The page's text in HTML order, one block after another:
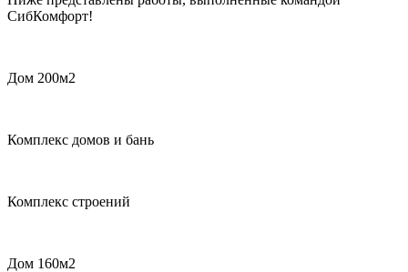
СибКомфорт!
Дом 200м2
Комплекс домов и бань
Комплекс строений
Дом 160м2